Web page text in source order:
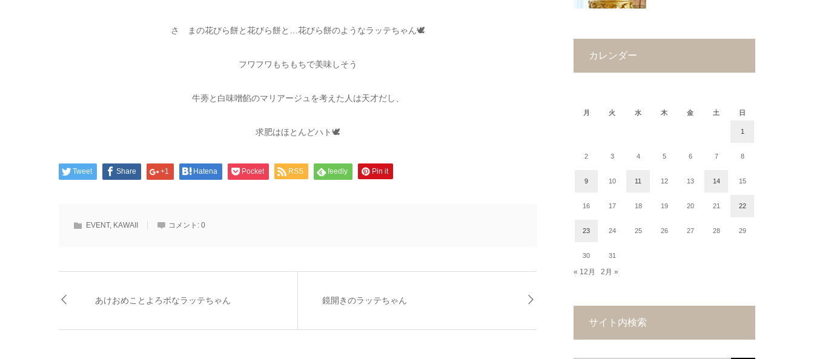
さゝまの花びら餅と花びら餅と…花びら餅のようなラッテちゃん🕊
フワフワもちもちで美味しそう
牛蒡と白味噌餡のマリアージュを考えた人は天才だし、
求肥はほとんどハト🕊
Tweet Share +1 Hatena Pocket RSS feedly Pin it
EVENT, KAWAII コメント: 0
あけおめことよろポなラッテちゃん 鏡開きのラッテちゃん
カレンダー
月
火 水 木 金 土 日
1
2 3 4 5 6 7 8
9 10 11 12 13 14 15
16 17 18 19 20 21 22
23 24 25 26 27 28 29
30 31
« 12月 2月 »
サイト内検索